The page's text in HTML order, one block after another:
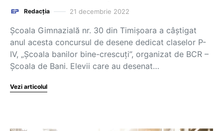
Redacția 21 decembrie 2022
Școala Gimnazială nr. 30 din Timișoara a câștigat
anul acesta concursul de desene dedicat claselor P-
IV, „Școala banilor bine-crescuți”, organizat de BCR –
Școala de Bani. Elevii care au desenat…
Vezi articolul